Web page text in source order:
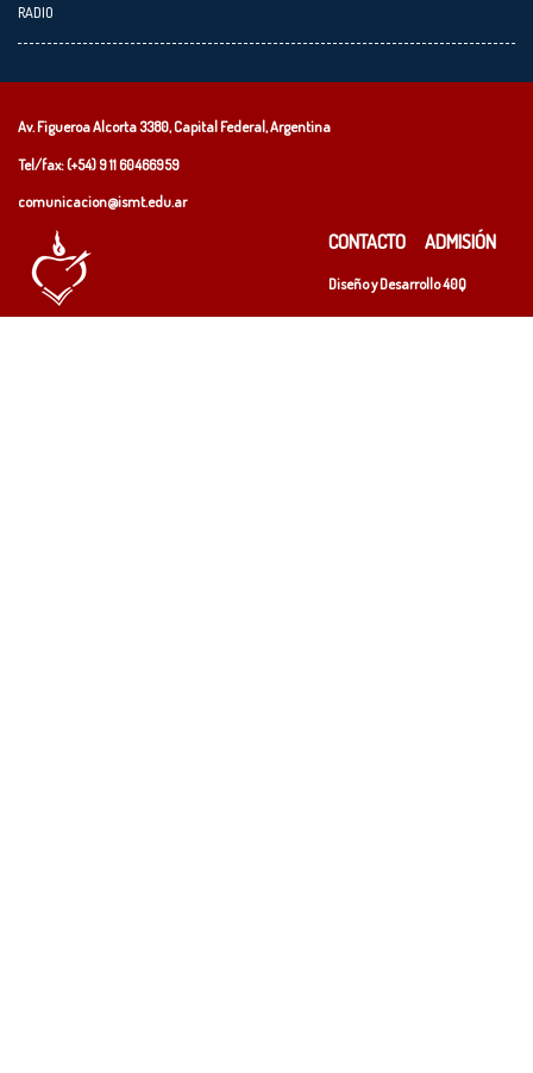
RADIO
Av. Figueroa Alcorta 3380, Capital Federal, Argentina
Tel/fax: (+54)9 11 60466959
comunicacion@ismt.edu.ar
CONTACTO ADMISIÓN
Diseño y Desarrollo40Q